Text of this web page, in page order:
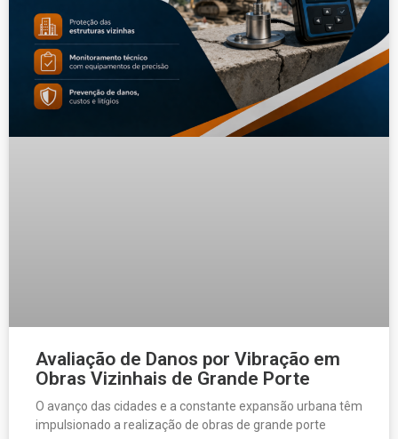
Avaliação de Danos por Vibração em
Obras Vizinhais de Grande Porte
O avanço das cidades e a constante expansão urbana têm
impulsionado a realização de obras de grande porte